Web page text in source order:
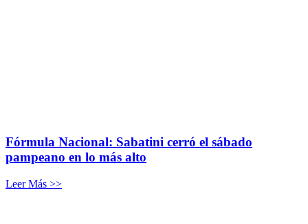
Fórmula Nacional: Sabatini cerró el sábado
pampeano en lo más alto
Leer Más >>